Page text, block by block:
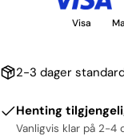
Visa
2-3 dager
Henting
Vanligvis klar på 2-4